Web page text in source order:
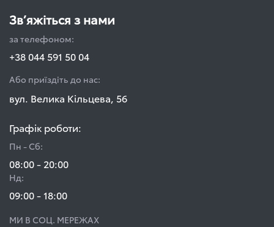
Зв’яжіться з нами
за телефоном:
+38 044 591 50 04
Або приїздіть до нас:
вул. Велика Кільцева, 56
Графік роботи:
Пн - Сб:
08:00 - 20:00
Нд:
09:00 - 18:00
МИ В СОЦ. МЕРЕЖАХ